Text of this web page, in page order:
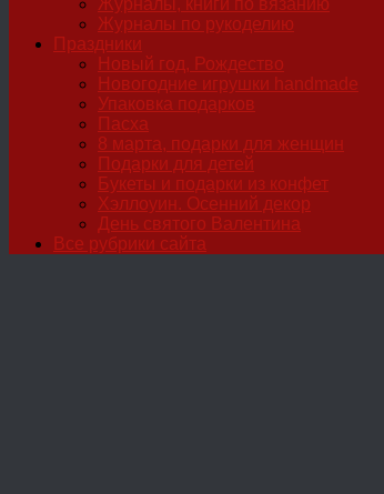
Журналы, книги по вязанию
Журналы по рукоделию
Праздники
Новый год, Рождество
Новогодние игрушки handmade
Упаковка подарков
Пасха
8 марта, подарки для женщин
Подарки для детей
Букеты и подарки из конфет
Хэллоуин. Осенний декор
День святого Валентина
Все рубрики сайта